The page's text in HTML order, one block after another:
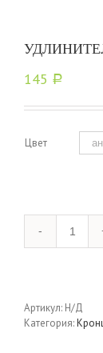
145 Р
Цвет
Артикул: Н/Д
Категория: